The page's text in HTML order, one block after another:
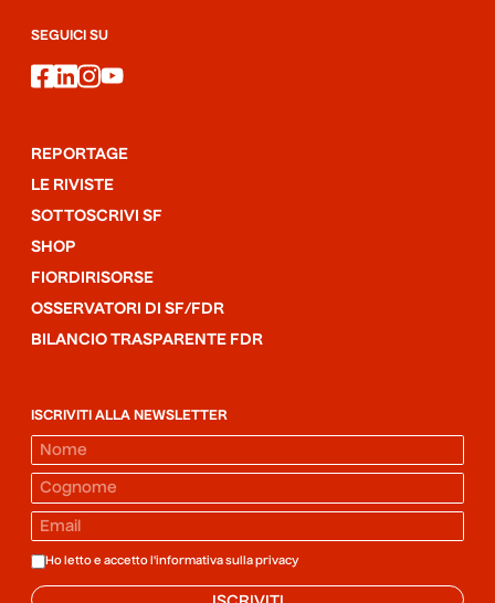
SEGUICI SU
facebook
linkedin
instagram
youtube
REPORTAGE
LE RIVISTE
SOTTOSCRIVI SF
SHOP
FIORDIRISORSE
OSSERVATORI DI SF/FDR
BILANCIO TRASPARENTE FDR
ISCRIVITI ALLA NEWSLETTER
Ho letto e accetto l'informativa sulla privacy